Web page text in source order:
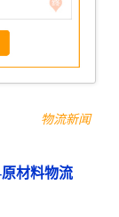
物流新闻
材料物流